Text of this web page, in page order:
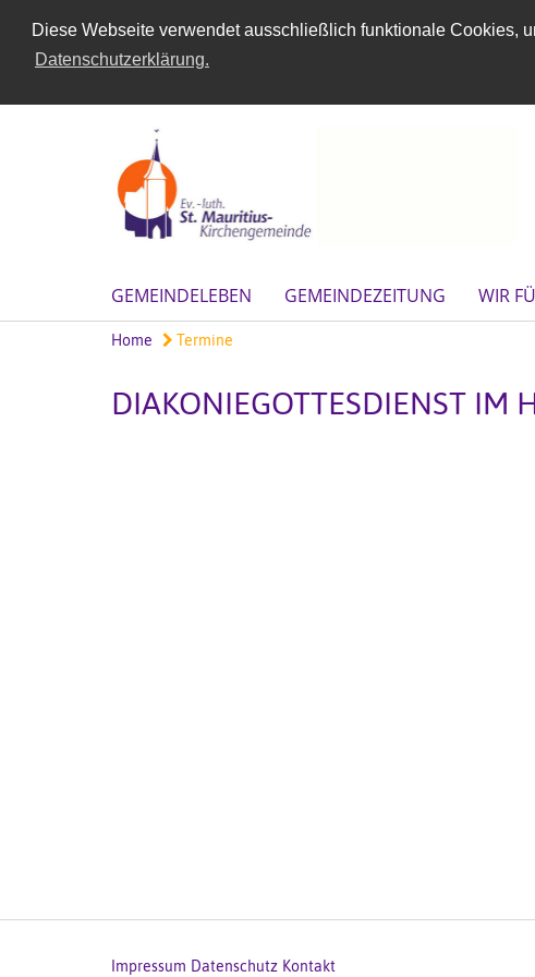
Diese Webseite verwendet ausschließlich funktionale Cookies,
Datenschutzerklärung.
GEMEINDELEBEN GEMEINDEZEITUNG WIR
Home Termine
DIAKONIEGOTTESDIENST IM
Impressum Datenschutz Kontakt